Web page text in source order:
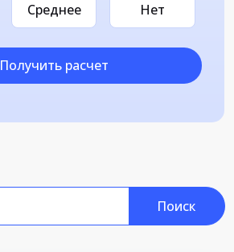
Среднее Нет
Получить расчет
Поиск